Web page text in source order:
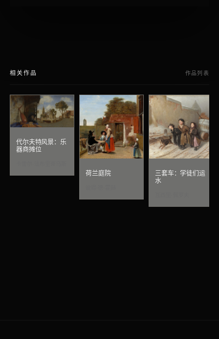
相关作品 作品列表
代尔夫特风景：乐
器商摊位
荷兰庭院
三套车：学徒们运
水